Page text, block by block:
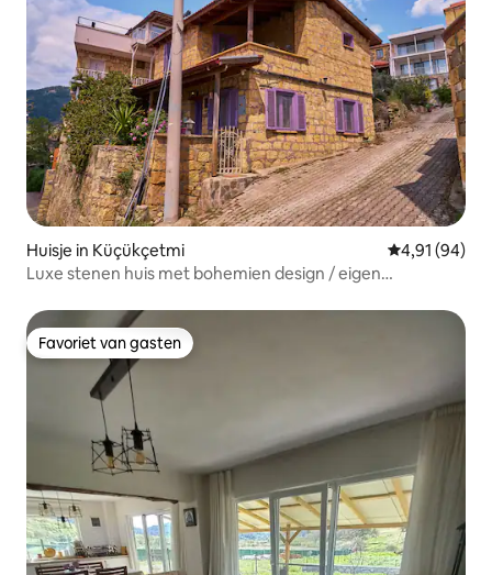
Huisje in Küçükçetmi Gemiddelde
4,91 (94)
Luxe stenen huis met bohemien design / eigen
Favoriet van gasten
Favoriet van gasten